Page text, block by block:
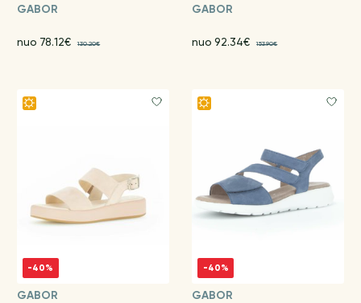
GABOR
nuo 78.12€ 130.20€
GABOR
nuo 92.34€ 153.90€
-40%
GABOR
-40%
GABOR